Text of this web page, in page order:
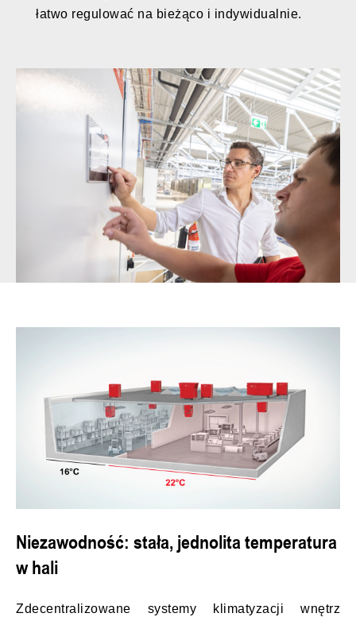
łatwo regulować na bieżąco i indywidualnie.
Niezawodność: stała, jednolita temperatura
w hali
Zdecentralizowane systemy klimatyzacji wnętrz